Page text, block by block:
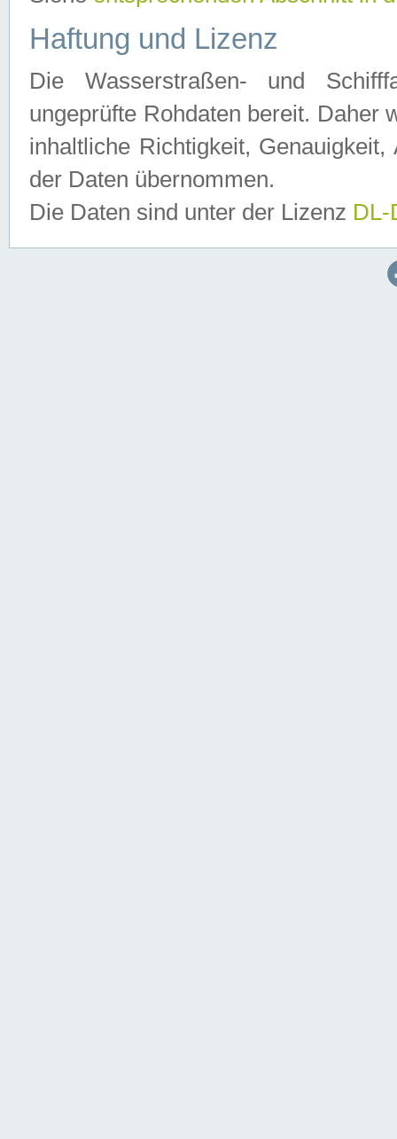
Haftung und Lizenz
Die Wasserstraßen- und
ungeprüfte Rohdaten bereit. Daher
inhaltliche Richtigkeit,
der Daten übernommen.
Die Daten sind unter der Lizenz